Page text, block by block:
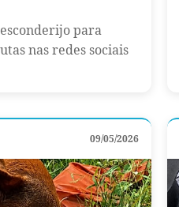
para
nas redes sociais
09/05/2026